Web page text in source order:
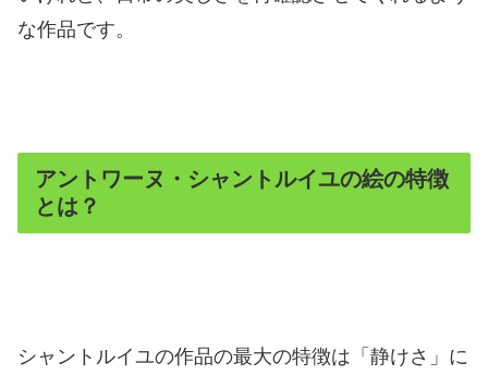
な作品です。
アントワーヌ・シャントルイユの絵の特徴
とは？
シャントルイユの作品の最大の特徴は「静けさ」に